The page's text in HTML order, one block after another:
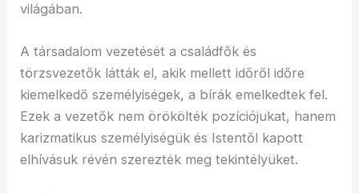
világában.
A társadalom vezetését a családfők és
törzsvezetők látták el, akik mellett időről időre
kiemelkedő személyiségek, a bírák emelkedtek fel.
Ezek a vezetők nem örökölték pozíciójukat, hanem
karizmatikus személyiségük és Istentől kapott
elhívásuk révén szerezték meg tekintélyüket.